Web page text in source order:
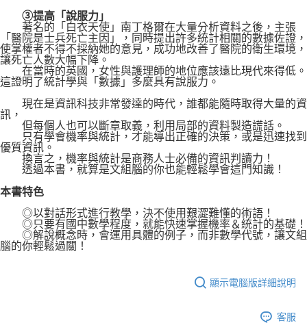
③提高「說服力」
著名的「白衣天使」南丁格爾在大量分析資料之後，主張
「醫院是士兵死亡主因」，同時提出許多統計相關的數據佐證，
使掌權者不得不採納她的意見，成功地改善了醫院的衛生環境，
讓死亡人數大幅下降。
在當時的英國，女性與護理師的地位應該遠比現代來得低。
這證明了統計學與「數據」多麼具有說服力。
現在是資訊科技非常發達的時代，誰都能隨時取得大量的資
訊，
但每個人也可以斷章取義，利用局部的資料製造謊話。
只有學會機率與統計，才能導出正確的決策，或是迅速找到
優質資訊。
換言之，機率與統計是商務人士必備的資訊判讀力！
透過本書，就算是文組腦的你也能輕鬆學會這門知識！
本書特色
◎以對話形式進行教學，決不使用艱澀難懂的術語！
◎只要有國中數學程度，就能快速掌握機率＆統計的基礎！
◎解說概念時，會運用具體的例子，而非數學代號，讓文組
腦的你輕鬆過關！
顯示電腦版詳細說明
客服